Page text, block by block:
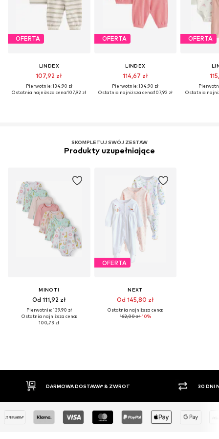
OFERTA
LINDEX
107,92 zł
Pierwotnie: 134,90 zł
Ostatnia najniższa cena:107,92 zł
OFERTA
LINDEX
114,67 zł
Pierwotnie: 134,90 zł
Ostatnia najniższa cena:107,92 zł
OFERTA
Ostatnia
SKOMPLETUJ SWÓJ ZESTAW
Produkty uzupełniające
MINOTI
Od 111,92 zł
Pierwotnie: 139,90 zł
Ostatnia najniższa cena:
100,73 zł
OFERTA
NEXT
Od 145,80 zł
Ostatnia najniższa cena:
162,00 zł-10%
DARMOWA DOSTAWA* & ZWROT 30 DNI